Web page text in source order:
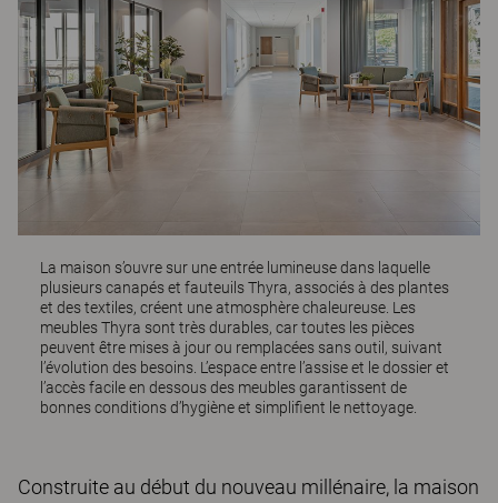
La maison s’ouvre sur une entrée lumineuse dans laquelle
plusieurs canapés et fauteuilsThyra, associés à des plantes
et des textiles, créent une atmosphère chaleureuse. Les
meubles Thyra sont très durables, car toutes les pièces
peuvent être mises à jour ou remplacées sans outil, suivant
l’évolution des besoins. L’espace entre l’assise et le dossier et
l’accès facile en dessous des meubles garantissent de
bonnes conditions d’hygiène et simplifient le nettoyage.
Construite au début du nouveau millénaire, la maison